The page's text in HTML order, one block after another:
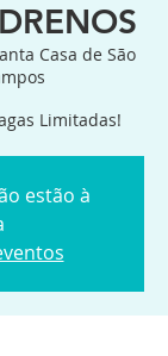
Casa de São
Limitadas!
estão à